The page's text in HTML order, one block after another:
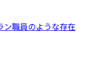
ン職員のような存在